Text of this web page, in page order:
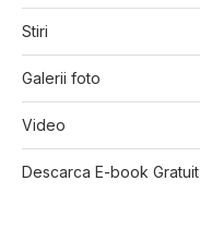
Stiri
Galerii foto
Video
Descarca E-book Gratuit